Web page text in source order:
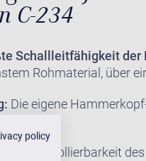
C-234
Schallleitfähigkeit der
Rohmaterial, über
Die eigene
Die Kontrollierbarkeit
policy